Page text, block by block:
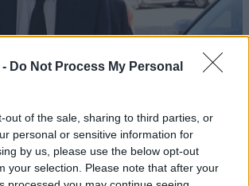
- Do Not Process My Personal
out of the sale, sharing to third parties, or
personal or sensitive information for
by us, please use the below opt-out
your selection. Please note that after your
και φίλοι στο πλευρό της